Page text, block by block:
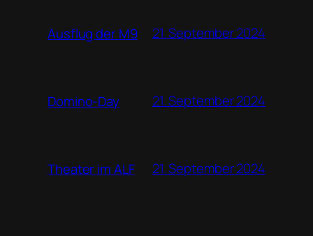
Ausflug der M9 21. September 2024
Domino-Day 21. September 2024
Theater im ALF 21. September 2024